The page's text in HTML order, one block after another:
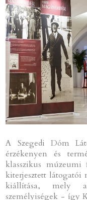
A Szegedi Dóm
érzékenyen és
klasszikus
kiterjesztett látogatói
kiállítása, mely
személyiségek - így